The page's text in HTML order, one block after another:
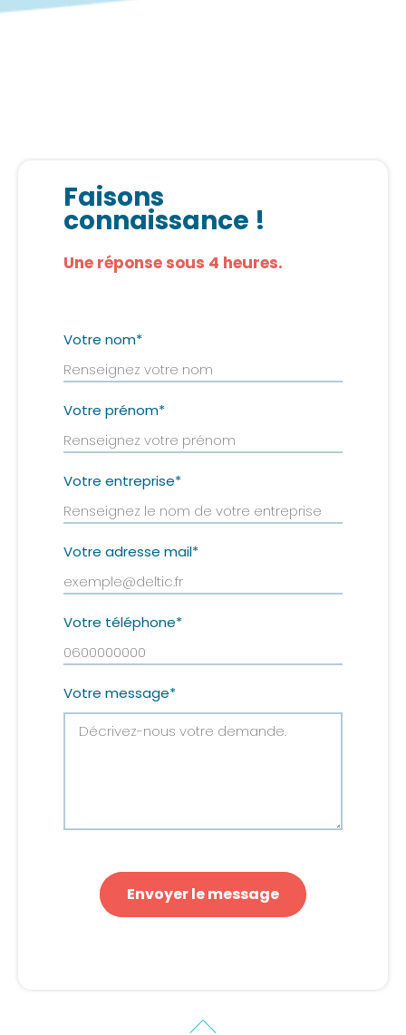
Faisons
connaissance !
Une réponse sous 4 heures.
Votre nom*
Votre prénom*
Votre entreprise*
Votre adresse mail*
Votre téléphone*
Votre message*